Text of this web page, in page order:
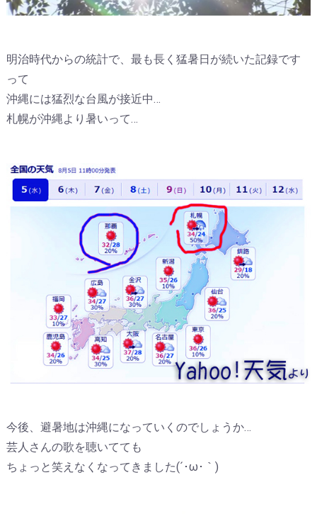
明治時代からの統計で、最も長く猛暑日が続いた記録です
って
沖縄には猛烈な台風が接近中…
札幌が沖縄より暑いって…
今後、避暑地は沖縄になっていくのでしょうか…
芸人さんの歌を聴いてても
ちょっと笑えなくなってきました(´･ω･｀)